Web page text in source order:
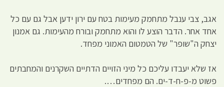
אגב, צבי ענבל מתחמק מעימות בטח עם ירון ידען אבל גם עם כל
אחד אחר. הדבר הוצע לו והוא מתחמק ובורח מהעימות. גם אמנון
יצחק ה"שופר" של הטמטום האמוני מפחד.
אז שלא יעבדו עליכם כל מיני הזויים הדתיים השקרנים והמחבתים
פשוט מ-פ-ח-ד-ים. הם מפחדים….